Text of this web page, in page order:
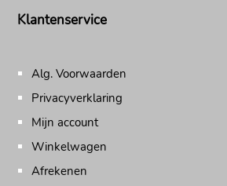
Klantenservice
Alg. Voorwaarden
Privacyverklaring
Mijn account
Winkelwagen
Afrekenen